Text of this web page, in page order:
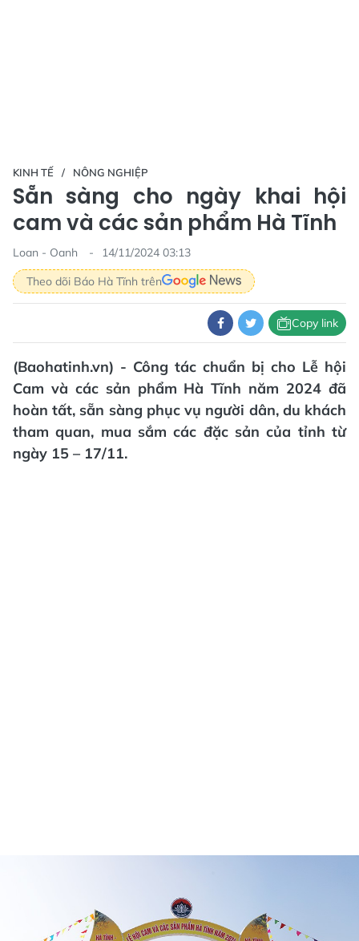
KINH TẾ NÔNG NGHIỆP
Sẵn sàng cho ngày khai hội
cam và các sản phẩm Hà Tĩnh
Loan - Oanh
14/11/2024 03:13
Theo dõi Báo Hà Tĩnh trên
Copy link
(Baohatinh.vn) - Công tác chuẩn bị cho Lễ hội
Cam và các sản phẩm Hà Tĩnh năm 2024 đã
hoàn tất, sẵn sàng phục vụ người dân, du khách
tham quan, mua sắm các đặc sản của tỉnh từ
ngày 15 – 17/11.